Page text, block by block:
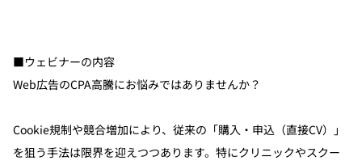
■ウェビナーの内容
Web広告のCPA高騰にお悩みではありませんか？
Cookie規制や競合増加により、従来の「購入・申込（直接CV）」
を狙う手法は限界を迎えつつあります。特にクリニックやスクー